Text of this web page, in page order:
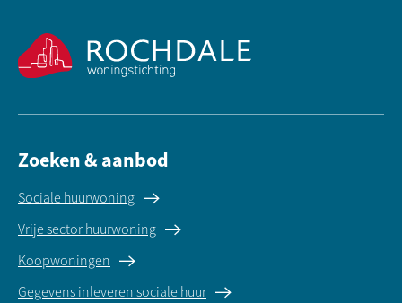
Zoeken & aanbod
Sociale huurwoning
Vrije sector huurwoning
Koopwoningen
Gegevens inleveren sociale huur